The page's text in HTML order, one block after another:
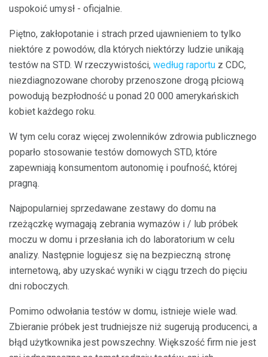
uspokoić umysł - oficjalnie.
Piętno, zakłopotanie i strach przed ujawnieniem to tylko
niektóre z powodów, dla których niektórzy ludzie unikają
testów na STD. W rzeczywistości, według raportu z CDC,
niezdiagnozowane choroby przenoszone drogą płciową
powodują bezpłodność u ponad 20 000 amerykańskich
kobiet każdego roku.
W tym celu coraz więcej zwolenników zdrowia publicznego
poparło stosowanie testów domowych STD, które
zapewniają konsumentom autonomię i poufność, której
pragną.
Najpopularniej sprzedawane zestawy do domu na
rzeżączkę wymagają zebrania wymazów i / lub próbek
moczu w domu i przesłania ich do laboratorium w celu
analizy. Następnie logujesz się na bezpieczną stronę
internetową, aby uzyskać wyniki w ciągu trzech do pięciu
dni roboczych.
Pomimo odwołania testów w domu, istnieje wiele wad.
Zbieranie próbek jest trudniejsze niż sugerują producenci, a
błąd użytkownika jest powszechny. Większość firm nie jest